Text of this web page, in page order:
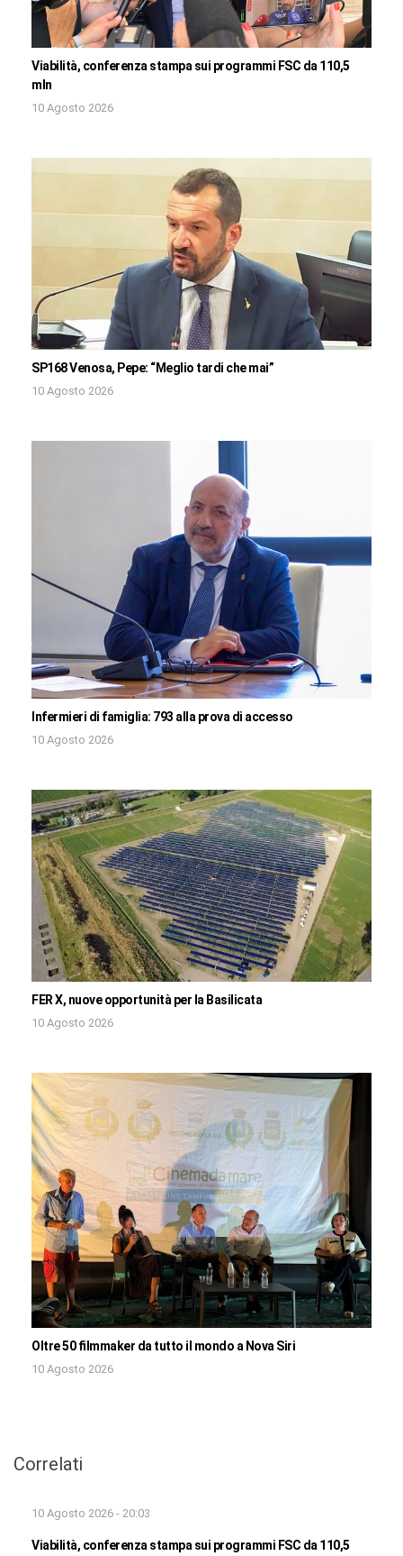
Viabilità, conferenza stampa sui programmi FSC da 110,5
mln
10 Agosto 2026
SP168 Venosa, Pepe: “Meglio tardi che mai”
10 Agosto 2026
Infermieri di famiglia: 793 alla prova di accesso
10 Agosto 2026
FER X, nuove opportunità per la Basilicata
10 Agosto 2026
Oltre 50 filmmaker da tutto il mondo a Nova Siri
10 Agosto 2026
Correlati
10 Agosto 2026 - 20:03
Viabilità, conferenza stampa sui programmi FSC da 110,5